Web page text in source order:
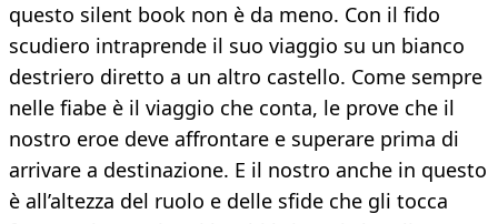
questo silent book non è da meno. Con il fido
scudiero intraprende il suo viaggio su un bianco
destriero diretto a un altro castello. Come sempre
nelle fiabe è il viaggio che conta, le prove che il
nostro eroe deve affrontare e superare prima di
arrivare a destinazione. E il nostro anche in questo
è all’altezza del ruolo e delle sfide che gli tocca